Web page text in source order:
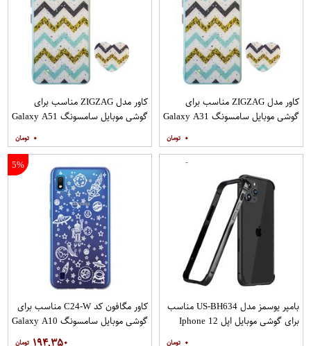
کاور مدل ZIGZAG مناسب برای
گوشی موبایل سامسونگ Galaxy A31
۰
کاور مدل ZIGZAG مناسب برای
گوشی موبایل سامسونگ Galaxy A51
۰
بامپر یوسمز مدل US-BH634 مناسب
برای گوشی موبایل اپل Iphone 12
۰
5%
کاور مگافون کد C24-W مناسب برای
گوشی موبایل سامسونگ Galaxy A10
۱۹۴,۳۵۰